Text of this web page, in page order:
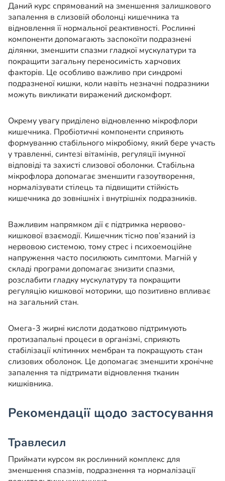
Даний курс спрямований на зменшення залишкового
запалення в слизовій оболонці кишечника та
відновлення її нормальної реактивності. Рослинні
компоненти допомагають заспокоїти подразнені
ділянки, зменшити спазми гладкої мускулатури та
покращити загальну переносимість харчових
факторів. Це особливо важливо при синдромі
подразненої кишки, коли навіть незначні подразники
можуть викликати виражений дискомфорт.
Окрему увагу приділено відновленню мікрофлори
кишечника. Пробіотичні компоненти сприяють
формуванню стабільного мікробіому, який бере участь
у травленні, синтезі вітамінів, регуляції імунної
відповіді та захисті слизової оболонки. Стабільна
мікрофлора допомагає зменшити газоутворення,
нормалізувати стілець та підвищити стійкість
кишечника до зовнішніх і внутрішніх подразників.
Важливим напрямком дії є підтримка нервово-
кишкової взаємодії. Кишечник тісно пов’язаний із
нервовою системою, тому стрес і психоемоційне
напруження часто посилюють симптоми. Магній у
складі програми допомагає знизити спазми,
розслабити гладку мускулатуру та покращити
регуляцію кишкової моторики, що позитивно впливає
на загальний стан.
Омега-3 жирні кислоти додатково підтримують
протизапальні процеси в організмі, сприяють
стабілізації клітинних мембран та покращують стан
слизових оболонок. Це допомагає зменшити хронічне
запалення та підтримати відновлення тканин
кишківника.
Рекомендації щодо застосування
Травлесил
Приймати курсом як рослинний комплекс для
зменшення спазмів, подразнення та нормалізації